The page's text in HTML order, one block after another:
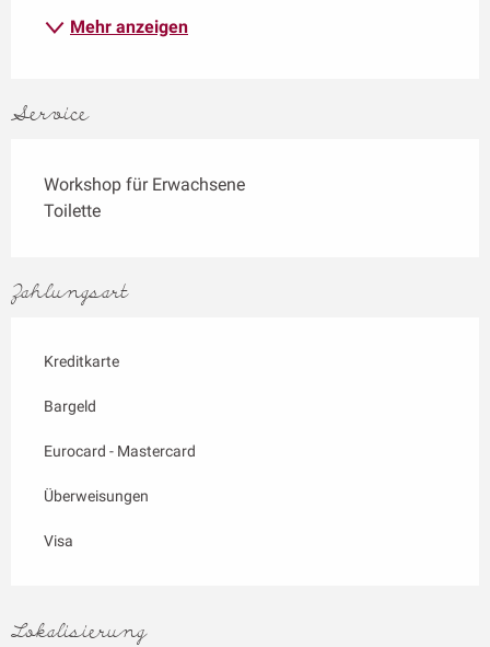
Mehr anzeigen
Service
Workshop für Erwachsene
Toilette
Zahlungsart
Kreditkarte
Bargeld
Eurocard - Mastercard
Überweisungen
Visa
Lokalisierung